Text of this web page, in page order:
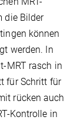
die Bilder
können
werden. In
MRT rasch in
für Schritt für
rücken auch
Kontrolle in